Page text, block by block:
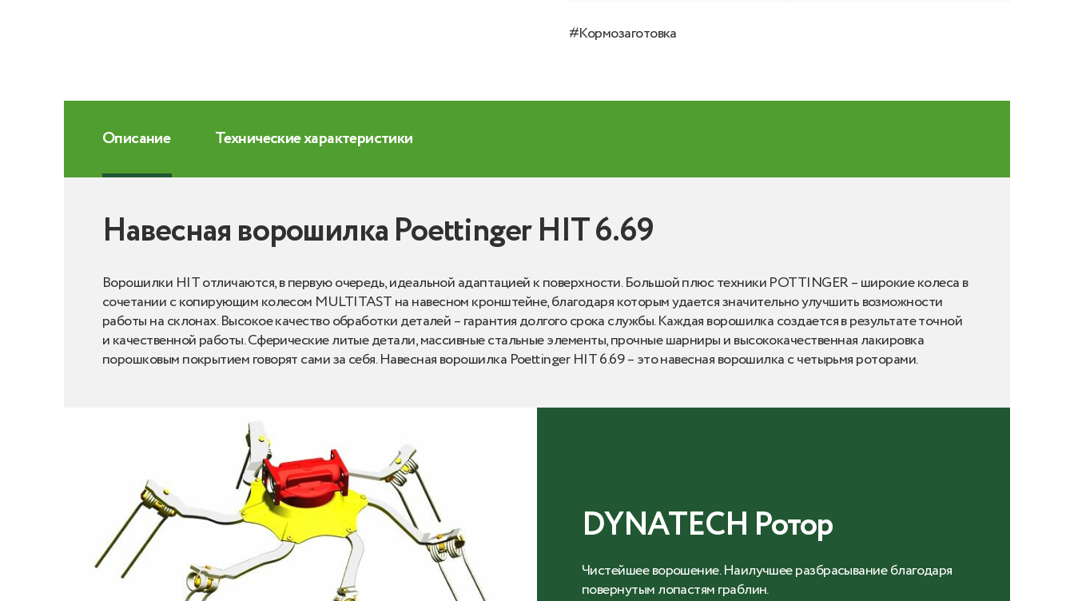
#Кормозаготовка
Описание Технические характеристики
Навесная ворошилка Poettinger HIT 6.69
Ворошилки HIT отличаются, в первую очередь, идеальной адаптацией к поверхности. Большой плюс техники POTTINGER – широкие колеса в
сочетании с копирующим колесом MULTITAST на навесном кронштейне, благодаря которым удается значительно улучшить возможности
работы на склонах. Высокое качество обработки деталей – гарантия долгого срока службы. Каждая ворошилка создается в результате точной
и качественной работы. Сферические литые детали, массивные стальные элементы, прочные шарниры и высококачественная лакировка
порошковым покрытием говорят сами за себя. Навесная ворошилка Poettinger HIT 6.69 – это навесная ворошилка с четырьмя роторами.
DYNATECH Ротор
Чистейшее ворошение. Наилучшее разбрасывание благодаря
повернутым лопастям граблин.